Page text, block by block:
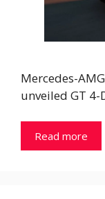
Mercedes-
unveiled GT
Read more